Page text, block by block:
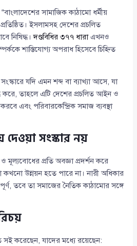
সামাজিক কাঠামো ধর্মীয়
ইসলামসহ দেশের প্রচলিত
নিষিদ্ধ।দণ্ডবিধির ৩৭৭ ধারাএখনও
শাস্তিযোগ্য অপরাধ হিসেবে চিহ্নিত
যদি এমন শব্দ বা ব্যাখ্যা আসে, যা
করে, তাহলে এটি দেশের প্রচলিত আইন ও
করবে এবং পরিবারকেন্দ্রিক সমাজ ব্যবস্থা
দেওয়া সংস্কার নয়
ও মূল্যবোধের প্রতি অবজ্ঞা প্রদর্শন করে
কখনো উন্নয়ন হতে পারে না। নারী অধিকার
তবে তা সমাজের নৈতিক কাঠামোর সঙ্গে
করেছেন, যাদের মধ্যে রয়েছেন: